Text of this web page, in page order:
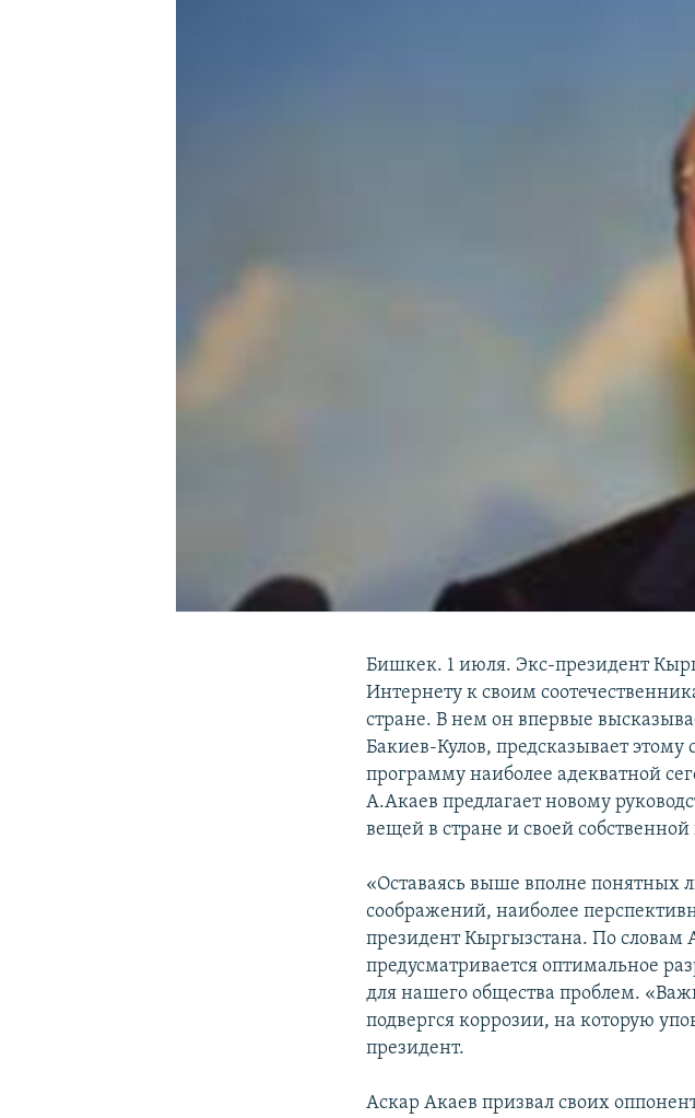
Бишкек. 1 июля. Экс-президент
Интернету к своим
стране. В нем он впервые
Бакиев-Кулов, предсказывает
программу наиболее адекватной
А.Акаев предлагает новому
вещей в стране и своей
«Оставаясь выше вполне понятных
соображений, наиболее
президент Кыргызстана. По
предусматривается оптимальное
для нашего общества проблем.
подвергся коррозии, на которую
президент.
Аскар Акаев призвал своих